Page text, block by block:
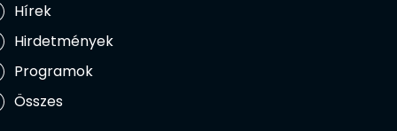
Hírek
Hirdetmények
Programok
Összes